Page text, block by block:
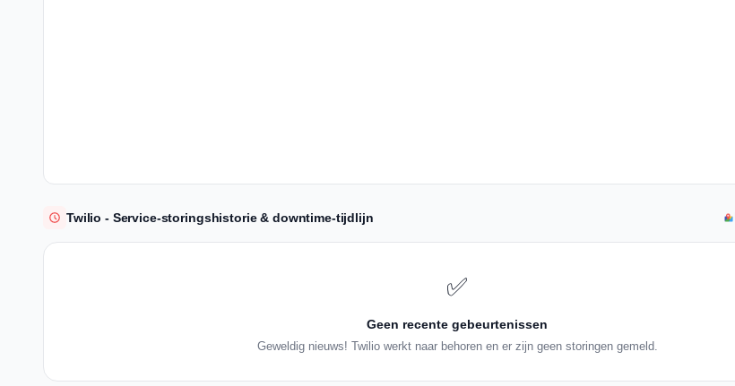
Twilio - Service-storingshistorie & downtime-tijdlijn
✅
Geen recente gebeurtenissen
Geweldig nieuws! Twilio werkt naar behoren en er zijn geen storingen gemeld.